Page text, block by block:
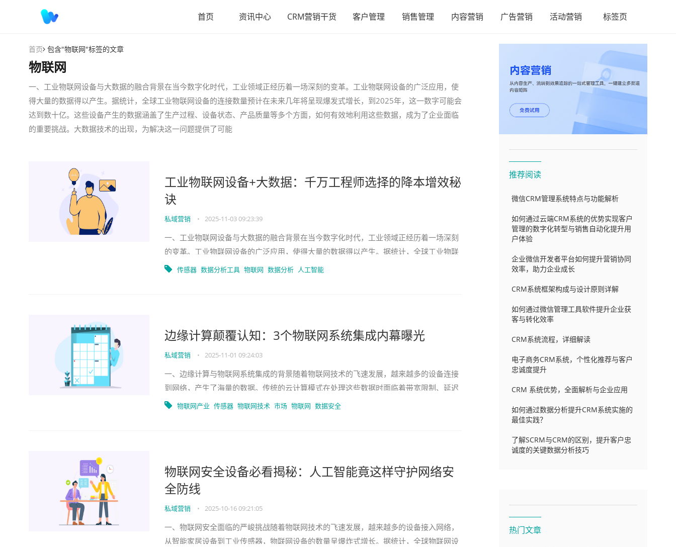
首页 资讯中心 CRM营销干货 客户管理 销售管理 内容营销 广告营销 活动营销 标签页
首页 包含"物联网"标签的文章
物联网
一、工业物联网设备与大数据的融合背景在当今数字化时代，工业领域正经历着一场深刻的变革。工业物联网设备的广泛应用，使
得大量的数据得以产生。据统计，全球工业物联网设备的连接数量预计在未来几年将呈现爆发式增长，到2025年，这一数字可能会
达到数十亿。这些设备产生的数据涵盖了生产过程、设备状态、产品质量等多个方面，如何有效地利用这些数据，成为了企业面临
的重要挑战。大数据技术的出现，为解决这一问题提供了可能
工业物联网设备+大数据：千万工程师选择的降本增效秘
诀
私域营销 • 2025-11-03 09:23:39
一、工业物联网设备与大数据的融合背景在当今数字化时代，工业领域正经历着一场深刻
的变革。工业物联网设备的广泛应用，使得大量的数据得以产生。据统计，全球工业物联
网设备的连接数量预计在未来几年将呈现爆发式增
传感器 数据分析工具 物联网 数据分析 人工智能
边缘计算颠覆认知：3个物联网系统集成内幕曝光
私域营销 • 2025-11-01 09:24:03
一、边缘计算与物联网系统集成的背景随着物联网技术的飞速发展，越来越多的设备连接
到网络，产生了海量的数据。传统的云计算模式在处理这些数据时面临着带宽限制、延迟
高等问题。而边缘计算作为一种新兴的计算模式，
物联网产业 传感器 物联网技术 市场 物联网 数据安全
物联网安全设备必看揭秘：人工智能竟这样守护网络安
全防线
私域营销 • 2025-10-16 09:21:05
一、物联网安全面临的严峻挑战随着物联网技术的飞速发展，越来越多的设备接入网络，
从智能家居设备到工业传感器，物联网设备的数量呈爆炸式增长。据统计，全球物联网设
推荐阅读
微信CRM管理系统特点与功能解析
如何通过云端CRM系统的优势实现客户
管理的数字化转型与销售自动化提升用
户体验
企业微信开发者平台如何提升营销协同
效率，助力企业成长
CRM系统框架构成与设计原则详解
如何通过微信管理工具软件提升企业获
客与转化效率
CRM系统流程，详细解读
电子商务CRM系统，个性化推荐与客户
忠诚度提升
CRM 系统优势，全面解析与企业应用
如何通过数据分析提升CRM系统实施的
最佳实践？
了解SCRM与CRM的区别，提升客户忠
诚度的关键数据分析技巧
热门文章